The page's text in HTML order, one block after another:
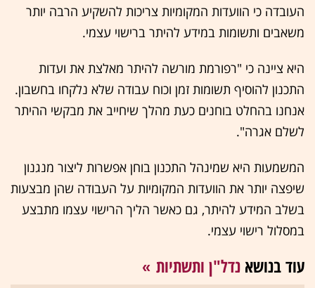
העובדה כי הוועדות המקומיות צריכות להשקיע הרבה יותר
משאבים ותשומות במידע להיתר ברישוי עצמי.
היא ציינה כי "רפורמת מורשה להיתר מאלצת את ועדות
התכנון להוסיף תשומות זמן וכוח עבודה שלא נלקחו בחשבון.
אנחנו בהחלט בוחנים כעת מהלך שיחייב את מבקשי ההיתר
לשלם אגרה".
המשמעות היא שמינהל התכנון בוחן אפשרות ליצור מנגנון
שיפצה יותר את הוועדות המקומיות על העבודה שהן מבצעות
בשלב המידע להיתר, גם כאשר הליך הרישוי עצמו מתבצע
במסלול רישוי עצמי.
עוד בנושא נדל"ן ותשתיות